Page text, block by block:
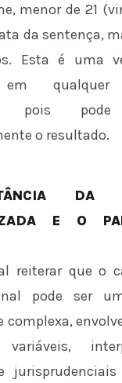
menor de 21
da sentença,
Esta é uma
em qualquer
pois
o resultado.
DA
E O
reiterar que o
pode ser
complexa,